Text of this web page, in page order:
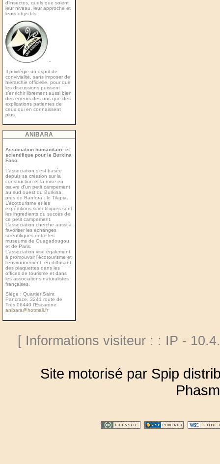
d’insectes, quels que soient
leur niveau, leur approche et
leurs objectifs.
-
Il privilégie un esprit de
convivialité, sans imposer de
hiérarchie officielle, pour que
les discussions puissent
s’enrichir librement aussi bien
des erreurs des uns que des
explications patientes de
ceux qui en connaissent
plus.
ANIBARA
Association humanitaire et
scientifique pour le Burkina
Faso.
L’association s’est basée
depuis sa création sur la
construction et la mise en
œuvre d’un petit campement
au sud ouest du Burkina,
près de Banfora : le Tilapia.
L’écotourisme et les
expéditions scientiﬁques sont
les ingrédients du succès de
ce petit campement.
L’association cherche aussi à
favoriser les échanges
scientiﬁques entre les
muséums de Ouagadougou
et de Paris.
L’association vise également
à promouvoir l’écotourisme et
l’environnement, en diffusant
des plaquettes dans les
ofﬁces de tourisme et dans
les associations naturalistes
françaises.
Siège : Quartier Saint
Pancrace, 3241 route de
Très 06440 l’Escarène
anibara@hotmail.fr
[ Informations visiteur : : IP -
Site motorisé par Spip